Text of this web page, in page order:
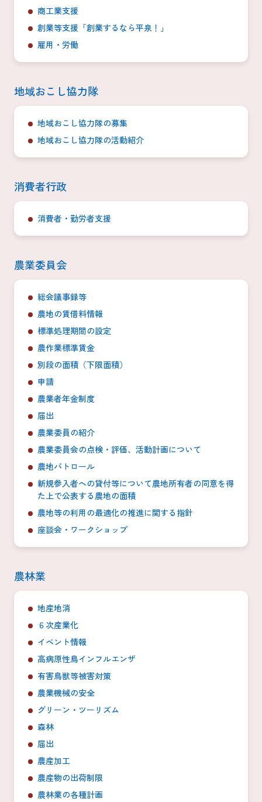
商工業支援
創業等支援「創業するなら平泉！」
雇用・労働
地域おこし協力隊
地域おこし協力隊の募集
地域おこし協力隊の活動紹介
消費者行政
消費者・勤労者支援
農業委員会
総会議事録等
農地の賃借料情報
標準処理期間の設定
農作業標準賃金
別段の面積（下限面積）
申請
農業者年金制度
届出
農業委員の紹介
農業委員会の点検・評価、活動計画について
農地パトロール
新規参入者への貸付等について農地所有者の同意を得
た上で公表する農地の面積
農地等の利用の最適化の推進に関する指針
座談会・ワークショップ
農林業
地産地消
６次産業化
イベント情報
高病原性鳥インフルエンザ
有害鳥獣等被害対策
農業機械の安全
グリーン・ツーリズム
森林
届出
農産加工
農産物の出荷制限
農林業の各種計画